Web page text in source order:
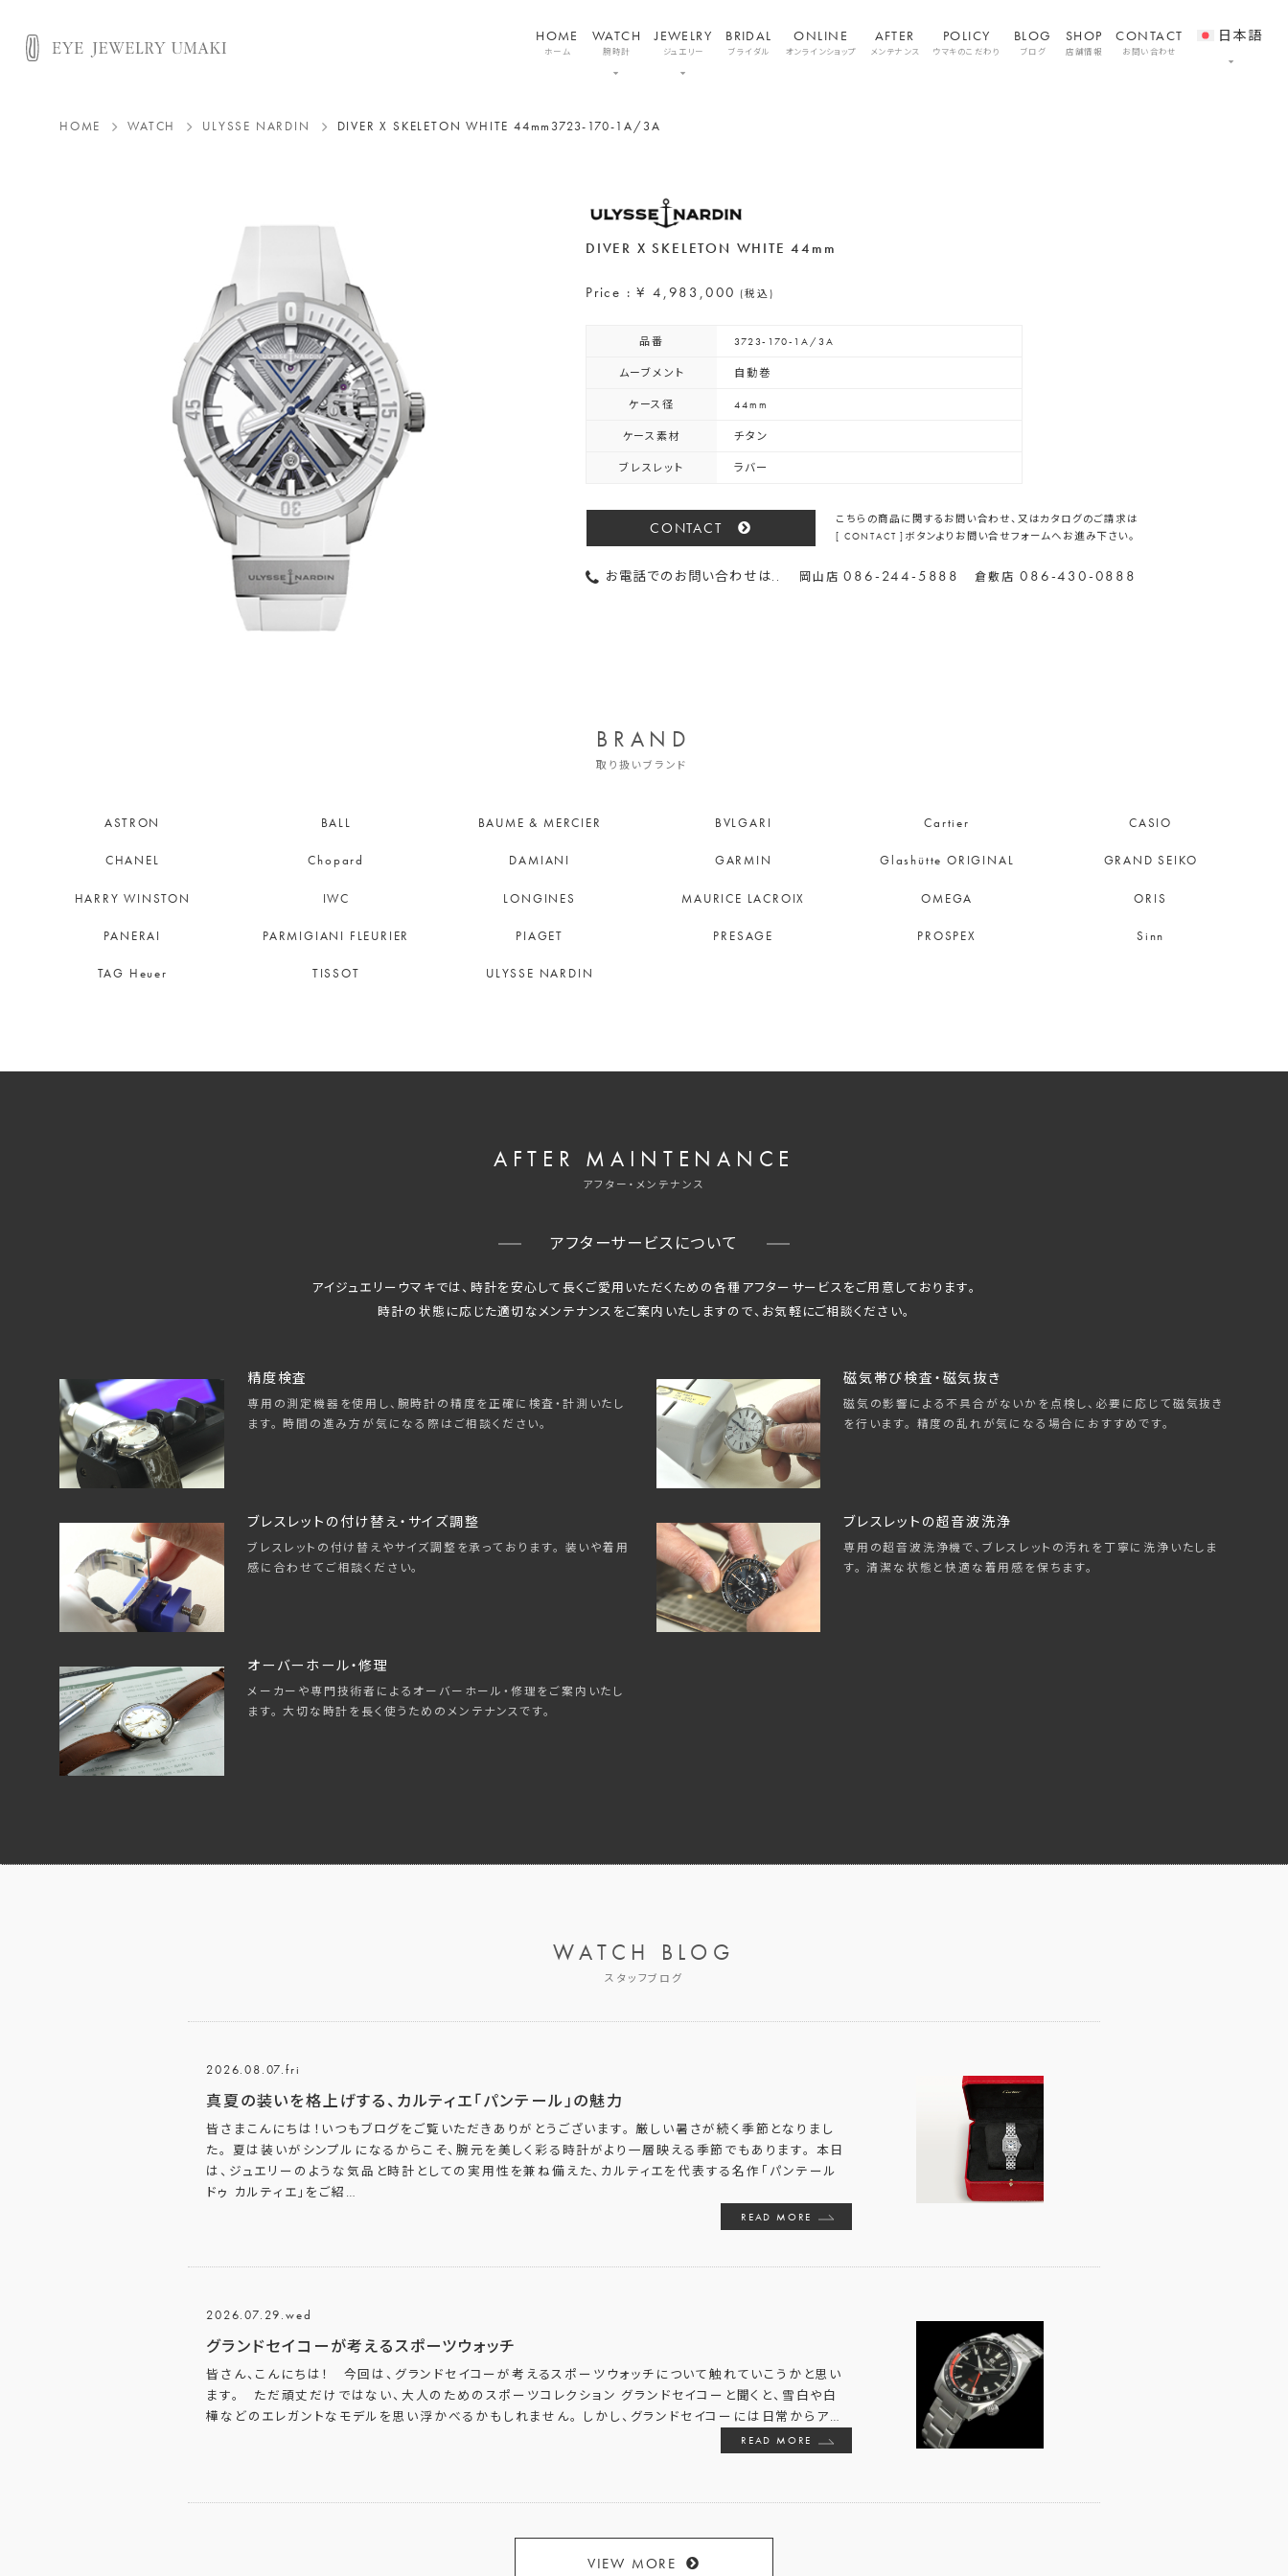
HOME
ホーム
WATCH
腕時計
JEWELRY
ジュエリー
BRIDAL
ブライダル
ONLINE
オンラインショップ
AFTER
メンテナンス
POLICY
ウマキのこだわり
BLOG
ブログ
SHOP
店舗情報
CONTACT
お問い合わせ
日本語
HOME WATCH ULYSSE NARDIN DIVER X SKELETON WHITE 44mm 3723-170-1A/3A
DIVER X SKELETON WHITE 44mm
Price : ¥ 4,983,000 (税込)
品番 3723-170-1A/3A
ムーブメント 自動巻
ケース径 44mm
ケース素材 チタン
ブレスレット ラバー
CONTACT
こちらの商品に関するお問い合わせ、又はカタログのご請求は
[ CONTACT ]ボタンよりお問い合せフォームへお進み下さい。
お電話でのお問い合わせは.. 岡山店086-244-5888 倉敷店 086-430-0888
BRAND
取り扱いブランド
ASTRON BALL BAUME & MERCIER BVLGARI Cartier CASIO
CHANEL Chopard DAMIANI GARMIN Glashütte ORIGINAL GRAND SEIKO
HARRY WINSTON IWC LONGINES MAURICE LACROIX OMEGA ORIS
PANERAI PARMIGIANI FLEURIER PIAGET PRESAGE PROSPEX Sinn
TAG Heuer TISSOT ULYSSE NARDIN
AFTER MAINTENANCE
アフター・メンテナンス
アフターサービスについて
アイジュエリーウマキでは、時計を安心して長くご愛用いただくための各種アフターサービスをご用意しております。
時計の状態に応じた適切なメンテナンスをご案内いたしますので、 お気軽にご相談ください。
精度検査
専用の測定機器を使用し、腕時計の精度を正確に検査・計測いたし
ます。 時間の進み方が気になる際はご相談ください。
磁気帯び検査・磁気抜き
磁気の影響による不具合がないかを点検し、必要に応じて磁気抜き
を行います。 精度の乱れが気になる場合におすすめです。
ブレスレットの付け替え・サイズ調整
ブレスレットの付け替えやサイズ調整を承っております。 装いや着用
感に合わせてご相談ください。
ブレスレットの超音波洗浄
専用の超音波洗浄機で、ブレスレットの汚れを丁寧に洗浄いたしま
す。 清潔な状態と快適な着用感を保ちます。
オーバーホール・修理
メーカーや専門技術者によるオーバーホール・修理をご案内いたし
ます。 大切な時計を長く使うためのメンテナンスです。
WATCH BLOG
スタッフブログ
2026.08.07.fri
真夏の装いを格上げする、カルティエ「パンテール」の魅力
皆さまこんにちは！いつもブログをご覧いただきありがとうございます。 厳しい暑さが続く季節となりまし
た。 夏は装いがシンプルになるからこそ、腕元を美しく彩る時計がより一層映える季節でもあります。 本日
は、ジュエリーのような気品と時計としての実用性を兼ね備えた、カルティエを代表する名作「パンテール
ドゥ カルティエ」をご紹 …
READ MORE
2026.07.29.wed
グランドセイコーが考えるスポーツウォッチ
皆さん、こんにちは！ 今回は、グランドセイコーが考えるスポーツウォッチについて触れていこうかと思い
ます。 ただ頑丈だけではない、大人のためのスポーツコレクション グランドセイコーと聞くと、雪白や白
樺などのエレガントなモデルを思い浮かべるかもしれません。 しかし、グランドセイコーには日常からア…
READ MORE
VIEW MORE